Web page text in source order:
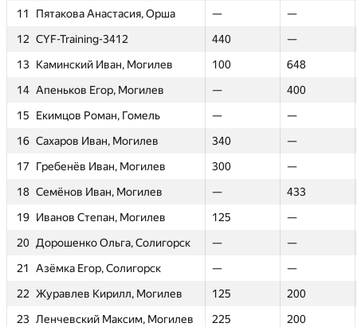
№ Участник День 1 День 2
День 51 День 52 День 53 День 54
№ Участник День 1 День 2
11
Пятакова Анастасия, Орша — —
12 CYF-Training-3412 440 —
13 Каминский Иван, Могилев 100 648
14 Апеньков Егор, Могилев — 400
15
Екимцов Роман, Гомель — —
16 Сахаров Иван, Могилев 340 —
17
Гребенёв Иван, Могилев 300 —
18 Семёнов Иван, Могилев — 433
19 Иванов Степан, Могилев 125 —
20 Дорошенко Ольга, Солигорск — —
21
Азёмка Егор, Солигорск — —
22 Журавлев Кирилл, Могилев 125 200
23 Ленчевский Максим, Могилев 225 200
0
—
—
—
—
—
—
—
—
—
—
—
—
—
—
—
—
—
—
— —
—
—
—
— —
—
— —
11
Пятакова Анастасия, Орша — —
12 CYF-Training-3412 440 —
13 Каминский Иван, Могилев 100 648
14 Апеньков Егор, Могилев — 400
15
Екимцов Роман, Гомель — —
16 Сахаров Иван, Могилев 340 —
17
Гребенёв Иван, Могилев 300 —
18 Семёнов Иван, Могилев — 433
19 Иванов Степан, Могилев 125 —
20 Дорошенко Ольга, Солигорск — —
21
Азёмка Егор, Солигорск — —
22 Журавлев Кирилл, Могилев 125 200
23 Ленчевский Максим, Могилев 225 200